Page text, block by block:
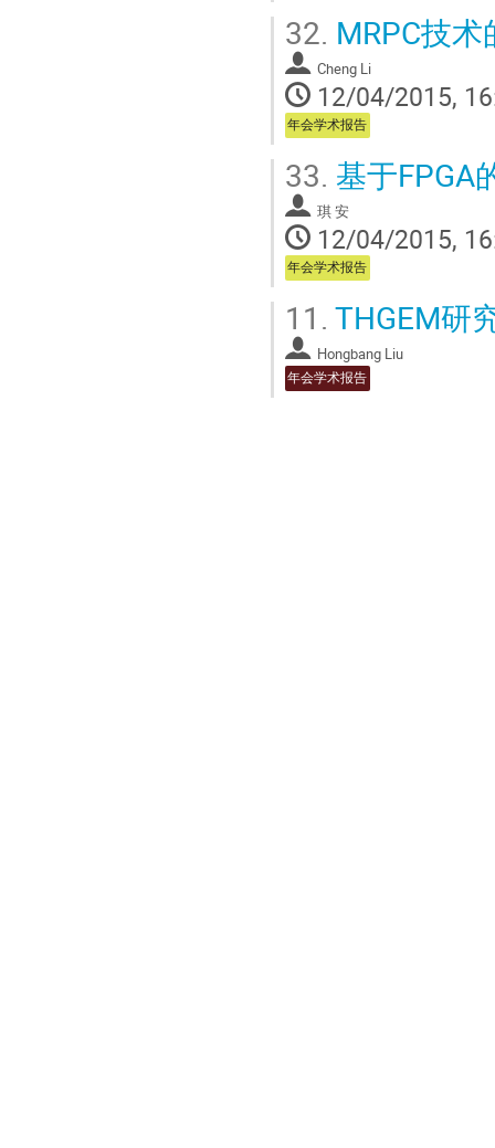
32. MRPC技
Cheng Li
12/04/2015,
年会学术报告
33. 基于FPGA
琪 安
12/04/2015,
年会学术报告
11. THGEM研
Hongbang Liu
年会学术报告